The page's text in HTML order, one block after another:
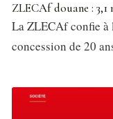
ZLECAf douane :
La ZLECAf confie à
concession de 20